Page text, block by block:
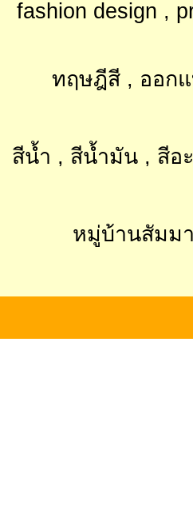
fashion design ,
ทฤษฎีสี , ออก
สีน้ำ , สีน้ำมัน , สีอ
หมู่บ้านสัมม